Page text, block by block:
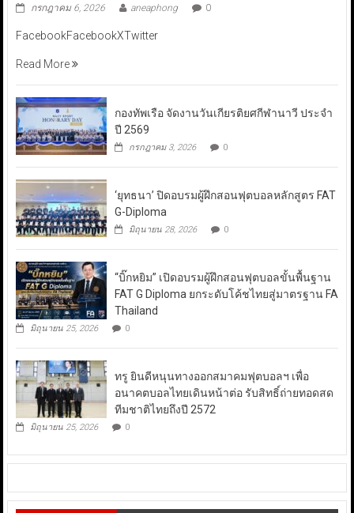
กรกฎาคม 6, 2026 aneaphong 0
FacebookFacebookXTwitter
Read More
กองทัพเรือ จัดงานวันเกียรติยศกีฬานาวี ประจำ
ปี 2569
กรกฎาคม 3, 2026 0
‘ยุทธนา’ ปิดอบรมผู้ฝึกสอนฟุตบอลหลักสูตร FAT
G-Diploma
มิถุนายน 28, 2026 0
“บิ๊กหยิม” เปิดอบรมผู้ฝึกสอนฟุตบอลขั้นพื้นฐาน
FAT G Diploma ยกระดับโค้ชไทยสู่มาตรฐาน FA
Thailand
มิถุนายน 25, 2026 0
ทรู ยินดีหนุนทางออกสมาคมฟุตบอลฯ เพื่อ
อนาคตบอลไทยเดินหน้าต่อ รับสิทธิ์ถ่ายทอดสด
ทีมชาติไทยถึงปี 2572
มิถุนายน 25, 2026 0